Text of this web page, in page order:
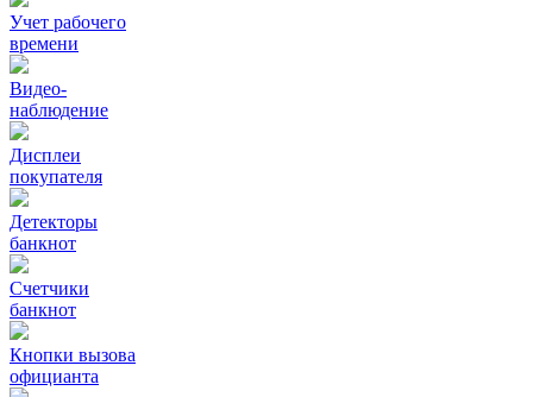
Учет рабочего
времени
Видео‑
наблюдение
Дисплеи
покупателя
Детекторы
банкнот
Счетчики
банкнот
Кнопки вызова
официанта